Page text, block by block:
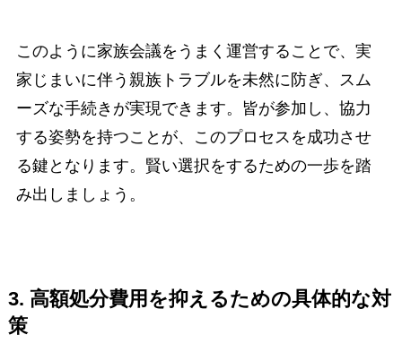
このように家族会議をうまく運営することで、実
家じまいに伴う親族トラブルを未然に防ぎ、スム
ーズな手続きが実現できます。皆が参加し、協力
する姿勢を持つことが、このプロセスを成功させ
る鍵となります。賢い選択をするための一歩を踏
み出しましょう。
3. 高額処分費用を抑えるための具体的な対
策